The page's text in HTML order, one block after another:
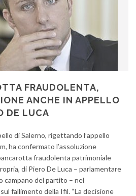
FRAUDOLENTA,
ANCHE IN APPELLO
DE LUCA
di Salerno, rigettando l’appello
ha confermato l’assoluzione
fraudolenta patrimoniale
di Piero De Luca – parlamentare
campano del partito – nel
fallimento della Ifil. “La decisione